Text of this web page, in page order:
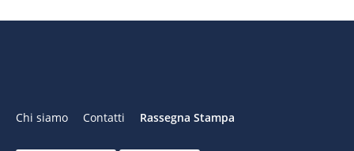
Chi siamo Contatti Rassegna Stampa